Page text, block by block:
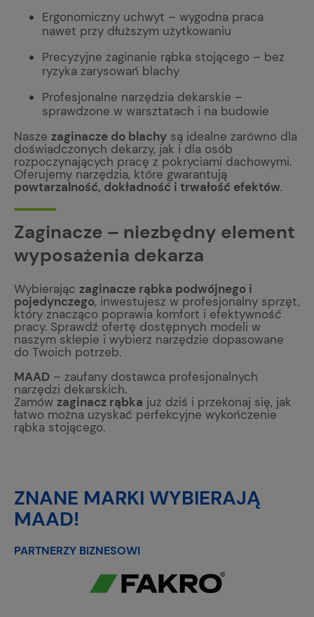
Ergonomiczny uchwyt – wygodna praca
nawet przy dłuższym użytkowaniu
Precyzyjne zaginanie rąbka stojącego – bez
ryzyka zarysowań blachy
Profesjonalne narzędzia dekarskie –
sprawdzone w warsztatach i na budowie
Nasze zaginacze do blachy są idealne zarówno dla
doświadczonych dekarzy, jak i dla osób
rozpoczynających pracę z pokryciami dachowymi.
Oferujemy narzędzia, które gwarantują
powtarzalność, dokładność i trwałość efektów.
Zaginacze – niezbędny element
wyposażenia dekarza
Wybierając zaginacze rąbka podwójnego i
pojedynczego, inwestujesz w profesjonalny sprzęt,
który znacząco poprawia komfort i efektywność
pracy. Sprawdź ofertę dostępnych modeli w
naszym sklepie i wybierz narzędzie dopasowane
do Twoich potrzeb.
MAAD – zaufany dostawca profesjonalnych
narzędzi dekarskich.
Zamów zaginacz rąbka już dziś i przekonaj się, jak
łatwo można uzyskać perfekcyjne wykończenie
rąbka stojącego.
ZNANE MARKI WYBIERAJĄ
MAAD!
PARTNERZY BIZNESOWI